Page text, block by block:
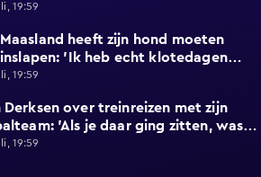
19:59
Maasland heeft zijn hond moeten
'Ik heb echt klotedagen
de rug'
19:59
Derksen over treinreizen met zijn
'Als je daar ging zitten, was je
19:59